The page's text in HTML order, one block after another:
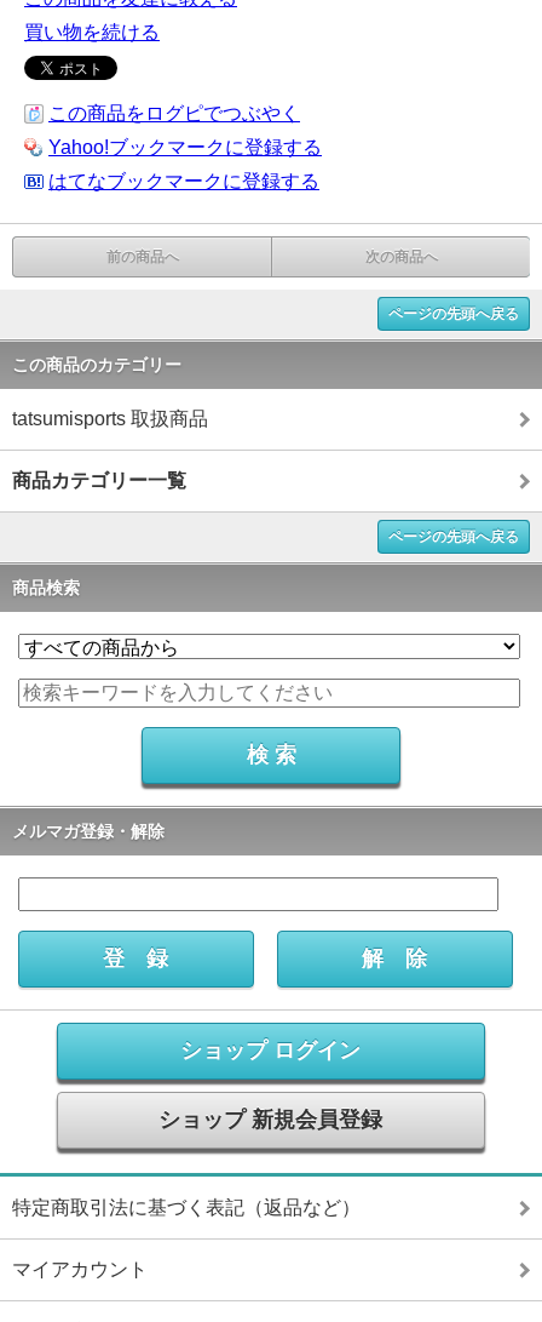
買い物を続ける
この商品をログピでつぶやく
Yahoo!ブックマークに登録する
はてなブックマークに登録する
前の商品へ 次の商品へ
ページの先頭へ戻る
この商品のカテゴリー
tatsumisports 取扱商品
商品カテゴリー一覧
ページの先頭へ戻る
商品検索
メルマガ登録・解除
ショップ ログイン
ショップ 新規会員登録
特定商取引法に基づく表記（返品など）
マイアカウント